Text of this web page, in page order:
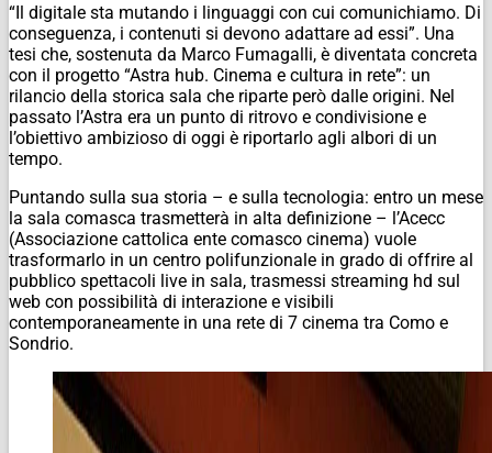
“Il digitale sta mutando i linguaggi con cui comunichiamo. Di
conseguenza, i contenuti si devono adattare ad essi”. Una
tesi che, sostenuta da Marco Fumagalli, è diventata concreta
con il progetto “Astra hub. Cinema e cultura in rete”: un
rilancio della storica sala che riparte però dalle origini. Nel
passato l’Astra era un punto di ritrovo e condivisione e
l’obiettivo ambizioso di oggi è riportarlo agli albori di un
tempo.
Puntando sulla sua storia – e sulla tecnologia: entro un mese
la sala comasca trasmetterà in alta definizione – l’Acecc
(Associazione cattolica ente comasco cinema) vuole
trasformarlo in un centro polifunzionale in grado di offrire al
pubblico spettacoli live in sala, trasmessi streaming hd sul
web con possibilità di interazione e visibili
contemporaneamente in una rete di 7 cinema tra Como e
Sondrio.